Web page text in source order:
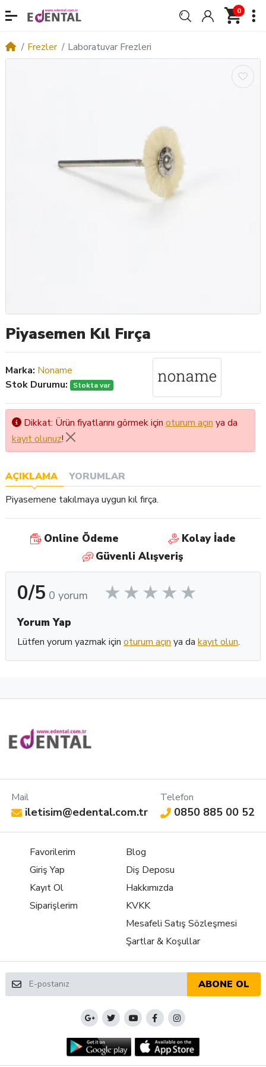
0
Frezler Laboratuvar Frezleri
Piyasemen Kıl Fırça
Marka: Noname
Stok Durumu:
Stokta var
Dikkat: Ürün fiyatlarını görmek için oturum açın ya da
kayıt olunuz!
AÇIKLAMA
YORUMLAR
Piyasemene takılmaya uygun kıl fırça.
Online Ödeme
Kolay İade
Güvenli Alışveriş
0/5 0 yorum
Yorum Yap
Lütfen yorum yazmak içinoturum açın ya dakayıt olun.
Mail
iletisim@edental.com.tr
Telefon
0850 885 00 52
Favorilerim
Giriş Yap
Kayıt Ol
Siparişlerim
Blog
Diş Deposu
Hakkımızda
KVKK
Mesafeli Satış Sözleşmesi
Şartlar & Koşullar
ABONE OL